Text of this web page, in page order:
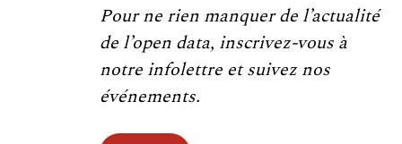
Pour ne rien manquer de l’actualité
de l’open data, inscrivez-vous à
notre infolettre et suivez nos
événements.